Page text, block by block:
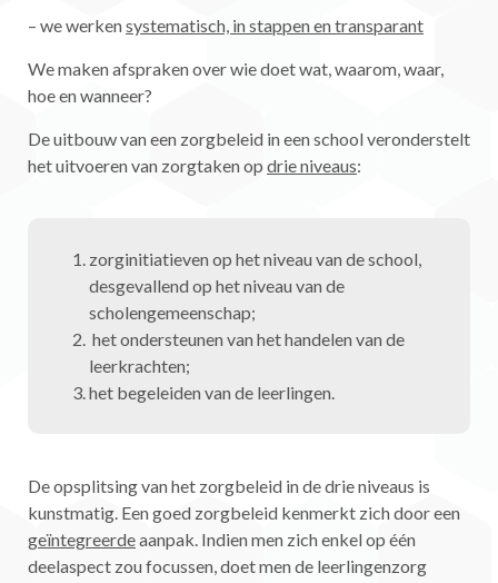
– we werkensystematisch, in stappen en transparant
We maken afspraken over wie doet wat, waarom, waar,
hoe en wanneer?
De uitbouw van een zorgbeleid in een school veronderstelt
het uitvoeren van zorgtaken op drie niveaus:
zorginitiatieven op het niveau van de school,
desgevallend op het niveau van de
scholengemeenschap;
het ondersteunen van het handelen van de
leerkrachten;
het begeleiden van de leerlingen.
De opsplitsing van het zorgbeleid in de drie niveaus is
kunstmatig. Een goed zorgbeleid kenmerkt zich door een
geïntegreerdeaanpak. Indien men zich enkel op één
deelaspect zou focussen, doet men de leerlingenzorg